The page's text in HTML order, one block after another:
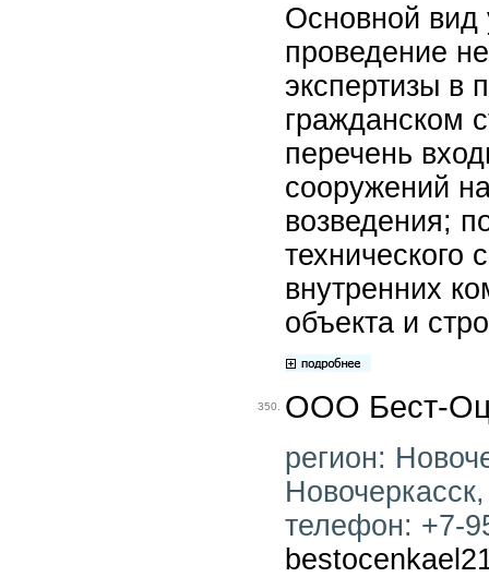
Основной
проведение
экспертизы
гражданском
перечень
сооружений
возведения;
технического
внутренних
объекта и
350. ООО Бест-
регион:
телефон: +7-